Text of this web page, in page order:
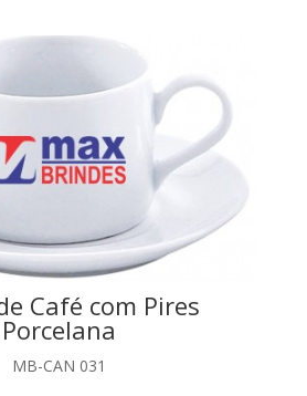
Café com Pires
Porcelana
MB-CAN 031